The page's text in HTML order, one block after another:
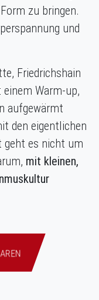
zu bringen.
und
Friedrichshain
Warm-up,
aufgewärmt
den eigentlichen
geht es nicht um
mit kleinen,